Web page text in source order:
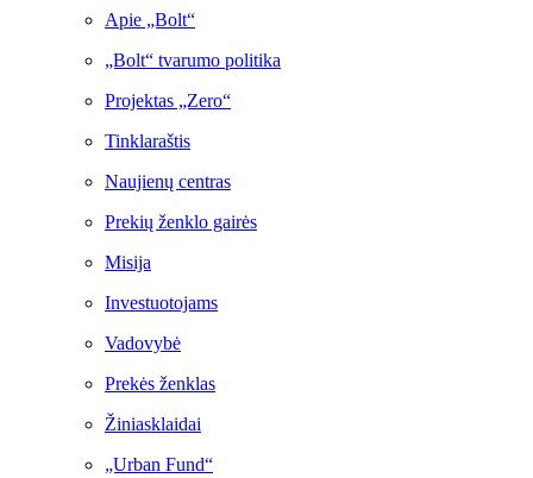
Apie „Bolt“
„Bolt“ tvarumo politika
Projektas „Zero“
Tinklaraštis
Naujienų centras
Prekių ženklo gairės
Misija
Investuotojams
Vadovybė
Prekės ženklas
Žiniasklaidai
„Urban Fund“